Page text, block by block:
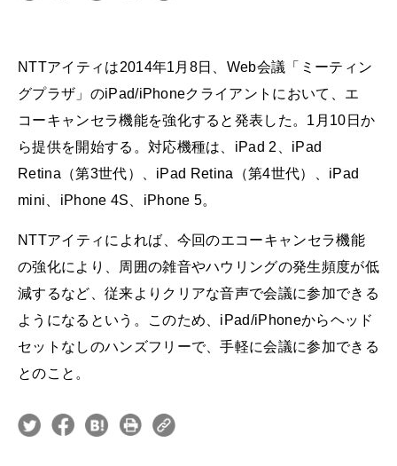
NTTアイティは2014年1月8日、Web会議「ミーティン
グプラザ」のiPad/iPhoneクライアントにおいて、エ
コーキャンセラ機能を強化すると発表した。1月10日か
ら提供を開始する。対応機種は、iPad 2、iPad
Retina（第3世代）、iPad Retina（第4世代）、iPad
mini、iPhone 4S、iPhone 5。
NTTアイティによれば、今回のエコーキャンセラ機能
の強化により、周囲の雑音やハウリングの発生頻度が低
減するなど、従来よりクリアな音声で会議に参加できる
ようになるという。このため、iPad/iPhoneからヘッド
セットなしのハンズフリーで、手軽に会議に参加できる
とのこと。